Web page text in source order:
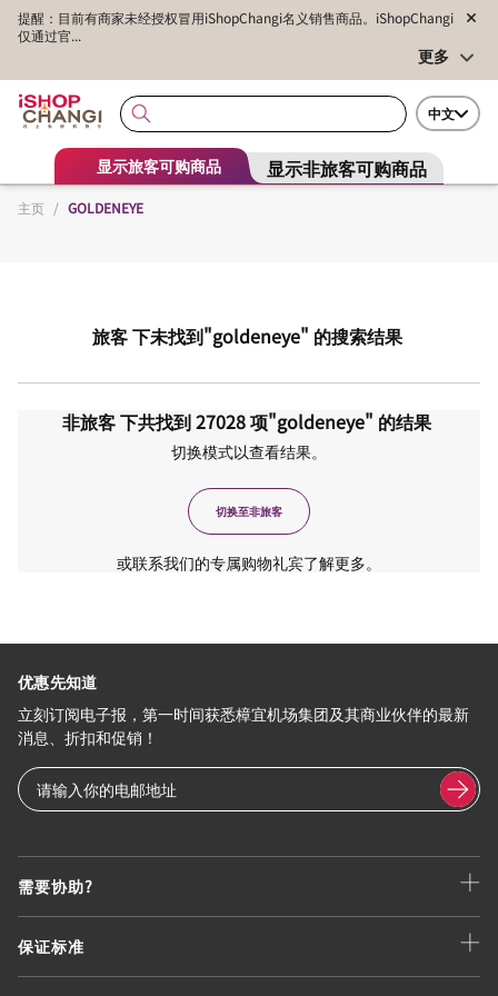
提醒：目前有商家未经授权冒用iShopChangi名义销售商品。iShopChangi
仅通过官...
更多
中文
显示旅客可购商品 显示非旅客可购商品
主页 / GOLDENEYE
旅客下未找到"goldeneye" 的搜索结果
非旅客下共找到27028项"goldeneye" 的结果
切换模式以查看结果。
切换至非旅客
或联系我们的专属购物礼宾了解更多。
需要协助?
保证标准
优惠先知道
立刻订阅电子报，第一时间获悉樟宜机场集团及其商业伙伴的最新
消息、折扣和促销！